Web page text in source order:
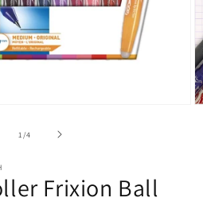
1 /von
4
Frixion Ball